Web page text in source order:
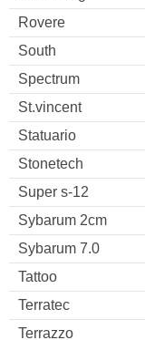
Rovere
South
Spectrum
St.vincent
Statuario
Stonetech
Super s-12
Sybarum 2cm
Sybarum 7.0
Tattoo
Terratec
Terrazzo